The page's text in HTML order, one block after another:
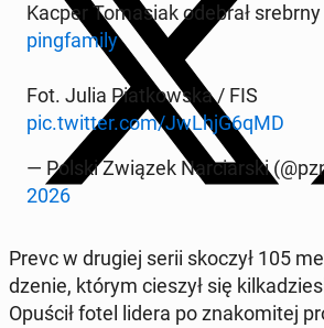
Kacper To­ma­siak odebrał
ping­fa­mi­ly
Fot. Julia Piat­kow­ska / FIS
pic.twitter.com/JwLhjG6qMD
— Polski Związek Nar­ciar­ski
2026
Prevc w drugiej serii skoczył 105
dze­nie, którym cieszył się
Opuścił fotel lidera po zna­ko­mi­tej